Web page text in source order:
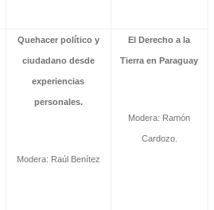
Quehacer político y
ciudadano desde
experiencias
personales.
Modera: Raúl Benítez
El Derecho a la
Tierra en Paraguay
Modera: Ramón
Cardozo.